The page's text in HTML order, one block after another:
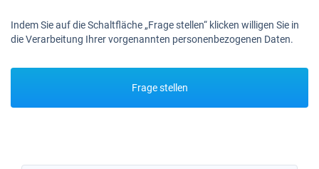
Indem Sie auf die Schaltfläche „Frage stellen“ klicken willigen Sie in
die Verarbeitung Ihrer vorgenannten personenbezogenen Daten.
Frage stellen